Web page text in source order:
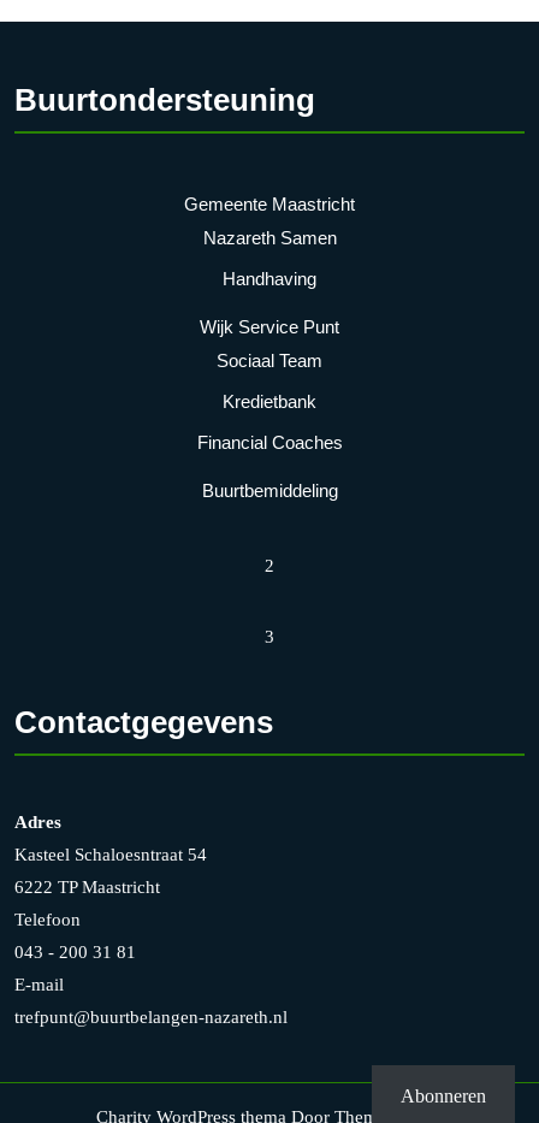
Buurtondersteuning
Gemeente Maastricht
Nazareth Samen
Handhaving
Wijk Service Punt
Sociaal Team
Kredietbank
Financial Coaches
Buurtbemiddeling
2
3
Contactgegevens
Adres
Kasteel Schaloesntraat 54
6222 TP Maastricht
Telefoon
043 - 200 31 81
E-mail
trefpunt@buurtbelangen-nazareth.nl
Charity WordPress thema Door Themesglance
Abonneren